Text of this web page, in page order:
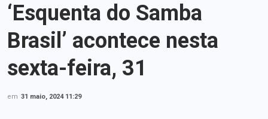
‘Esquenta do Samba
Brasil’ acontece nesta
sexta-feira, 31
em 31 maio, 2024 11:29